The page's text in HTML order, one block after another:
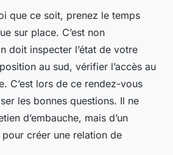
que ce soit, prenez le temps
sur place. C’est non
doit inspecter l’état de votre
au sud, vérifier l’accès au
C’est lors de ce rendez-vous
les bonnes questions. Il ne
d’embauche, mais d’un
pour créer une relation de